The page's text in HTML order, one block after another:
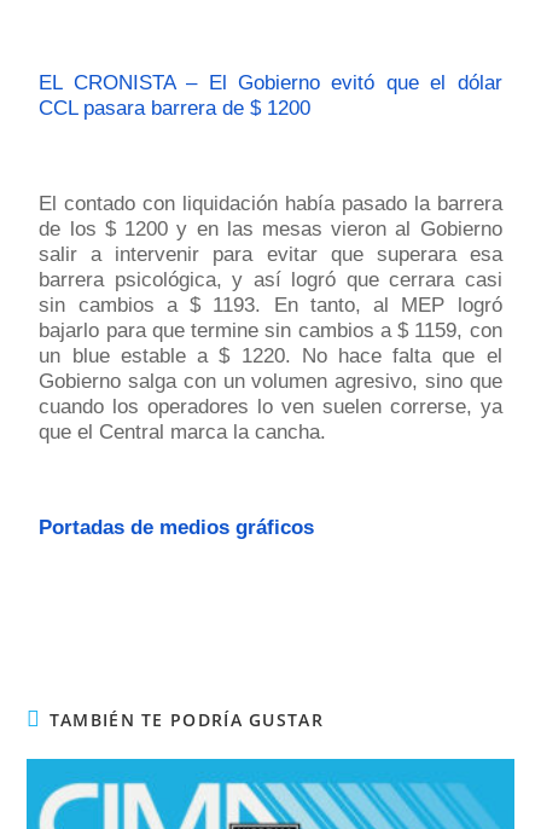
EL CRONISTA – El Gobierno evitó que el dólar
CCL pasara barrera de $ 1200
El contado con liquidación había pasado la barrera
de los $ 1200 y en las mesas vieron al Gobierno
salir a intervenir para evitar que superara esa
barrera psicológica, y así logró que cerrara casi
sin cambios a $ 1193. En tanto, al MEP logró
bajarlo para que termine sin cambios a $ 1159, con
un blue estable a $ 1220. No hace falta que el
Gobierno salga con un volumen agresivo, sino que
cuando los operadores lo ven suelen correrse, ya
que el Central marca la cancha.
Portadas de medios gráficos
TAMBIÉN TE PODRÍA GUSTAR